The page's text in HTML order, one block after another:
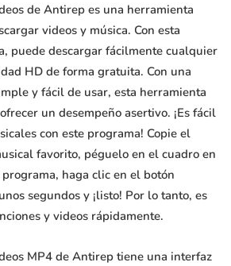
de Antirep es una herramienta
videos y música. Con esta
puede descargar fácilmente cualquier
HD de forma gratuita. Con una
y fácil de usar, esta herramienta
un desempeño asertivo. ¡Es fácil
con este programa! Copie el
favorito, péguelo en el cuadro en
haga clic en el botón
segundos y ¡listo! Por lo tanto, es
y videos rápidamente.
MP4 de Antirep tiene una interfaz